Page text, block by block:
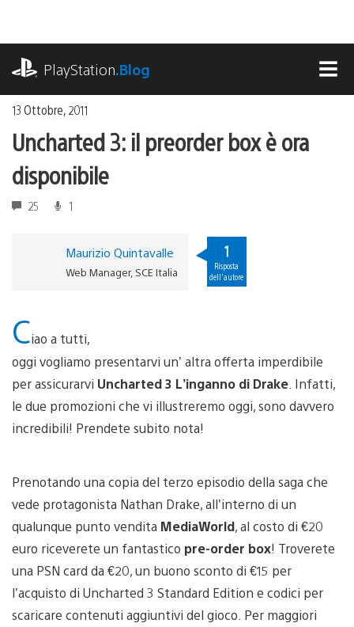
contenuto
PlayStation.Blog
13 Ottobre, 2011
Uncharted 3: il preorder box è ora
disponibile
25 1
Maurizio Quintavalle
Web Manager, SCE Italia
1
Risposta
dell'autore
Ciao a tutti,
oggi vogliamo presentarvi un’ altra offerta imperdibile
per assicurarvi Uncharted 3 L’inganno di Drake . Infatti,
le due promozioni che vi illustreremo oggi, sono davvero
incredibili! Prendete subito nota!
Prenotando una copia del terzo episodio della saga che
vede protagonista Nathan Drake, all’interno di un
qualunque punto vendita MediaWorld, al costo di €20
euro riceverete un fantastico pre-order box! Troverete
una PSN card da €20, un buono sconto di €15 per
l’acquisto di Uncharted 3 Standard Edition e codici per
scaricare contenuti aggiuntivi del gioco. Per maggiori